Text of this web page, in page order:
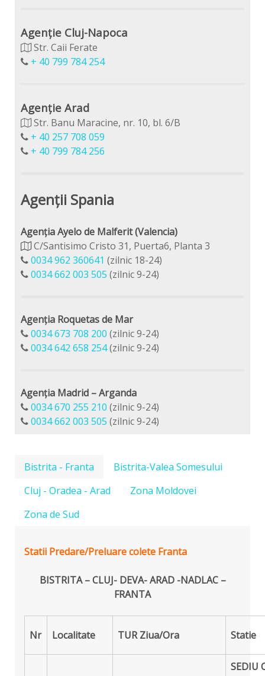
Agenție Cluj-Napoca
Str. Caii Ferate
+ 40 799 784 254
Agenție Arad
Str. Banu Maracine, nr. 10, bl. 6/B
+ 40 257 708 059
+ 40 799 784 256
Agenții Spania
Agenția Ayelo de Malferit (Valencia)
C/Santisimo Cristo 31, Puerta6, Planta 3
0034 962 360641 (zilnic 18-24)
0034 662 003 505 (zilnic 9-24)
Agenția Roquetas de Mar
0034 673 708 200 (zilnic 9-24)
0034 642 658 254(zilnic 9-24)
Agenția Madrid – Arganda
0034 670 255 210 (zilnic 9-24)
0034 662 003 505 (zilnic 9-24)
Bistrita - Franta
Bistrita-Valea Somesului
Cluj - Oradea - Arad
Zona Moldovei
Zona de Sud
Statii Predare/Preluare colete Franta
BISTRITA – CLUJ- DEVA- ARAD -NADLAC –
FRANTA
Nr Localitate TURZiua/Ora Statie
SEDIU